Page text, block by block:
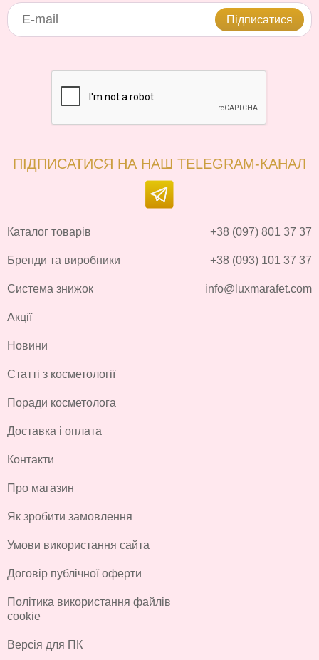
Підписатися
ПІДПИСАТИСЯ НА НАШ TELEGRAM-КАНАЛ
Каталог товарів
Бренди та виробники
Система знижок
Акції
Новини
Статті з косметології
Поради косметолога
Доставка і оплата
Контакти
Про магазин
Як зробити замовлення
Умови використання сайта
Договір публічної оферти
Політика використання файлів
cookie
Версія для ПК
+38 (097) 801 37 37
+38 (093) 101 37 37
info@luxmarafet.com